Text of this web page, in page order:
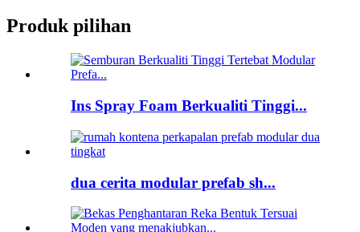
Produk pilihan
Ins Spray Foam Berkualiti Tinggi...
dua cerita modular prefab sh...